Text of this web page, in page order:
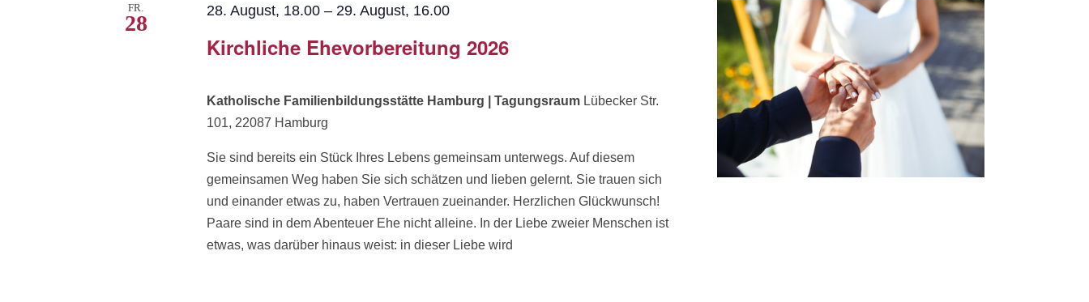
FR.
28
Kirchliche Ehevorbereitung 2026
28. August, 18.00– 29. August, 16.00
Katholische Familienbildungsstätte Hamburg | Tagungsraum Lübecker Str.
101, 22087 Hamburg
Sie sind bereits ein Stück Ihres Lebens gemeinsam unterwegs. Auf diesem
gemeinsamen Weg haben Sie sich schätzen und lieben gelernt. Sie trauen sich
und einander etwas zu, haben Vertrauen zueinander. Herzlichen Glückwunsch!
Paare sind in dem Abenteuer Ehe nicht alleine. In der Liebe zweier Menschen ist
etwas, was darüber hinaus weist: in dieser Liebe wird